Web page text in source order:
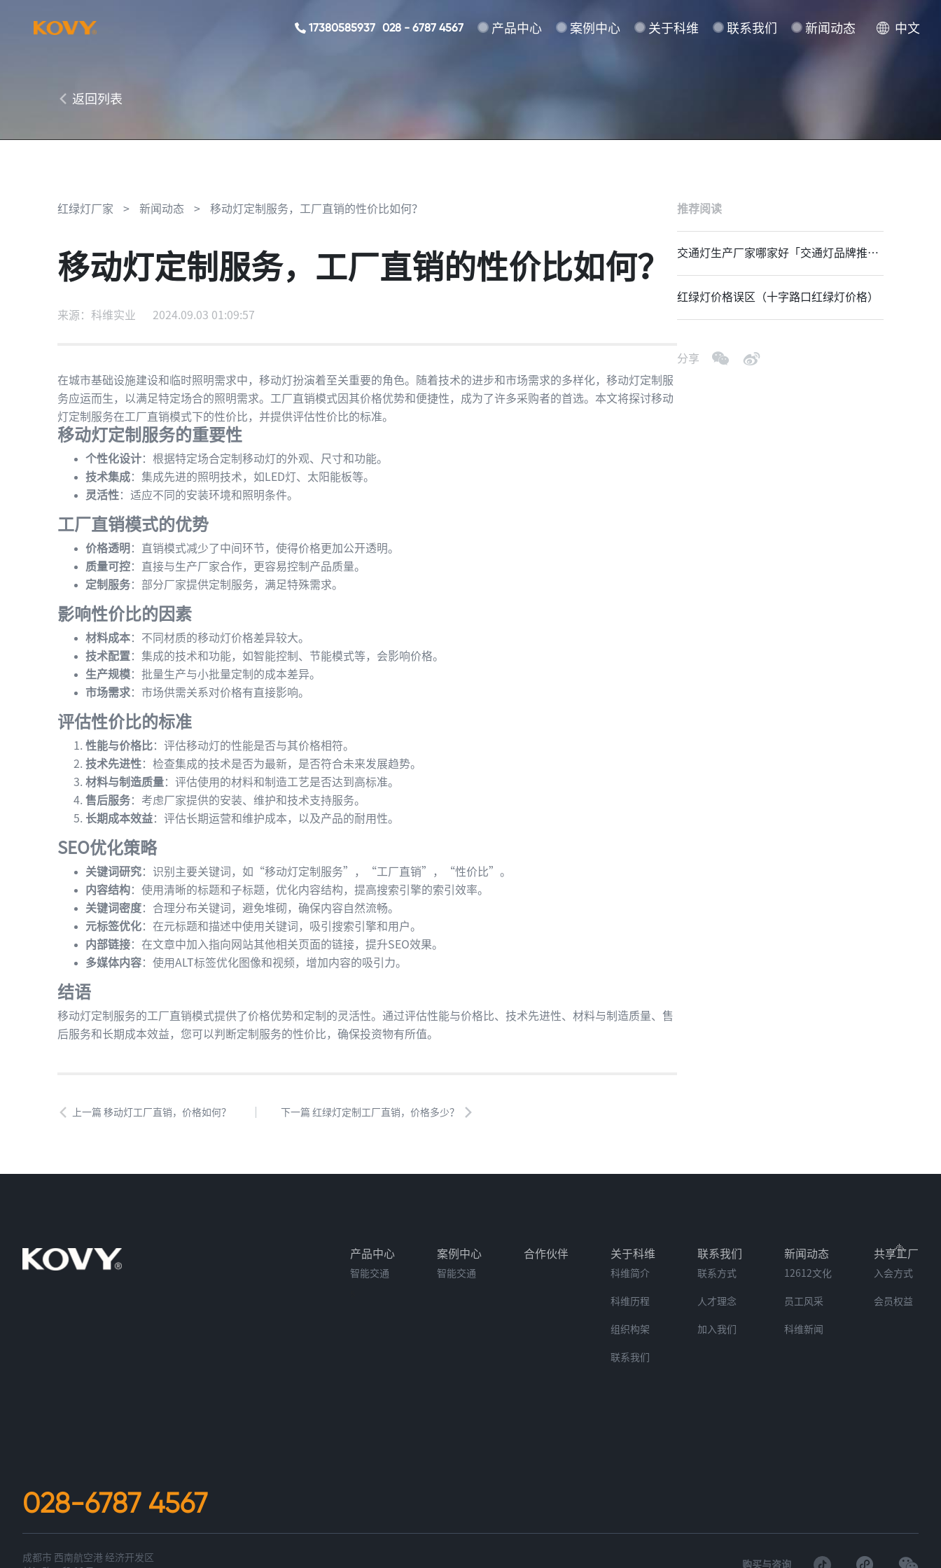
17380585937 028 - 6787 4567 产品中心 案例中心 关于科维 联系我们 新闻动态 中文
返回列表
红绿灯厂家 > 新闻动态 > 移动灯定制服务，工厂直销的性价比如何？
移动灯定制服务，工厂直销的性价比如何？
来源：科维实业 2024.09.03 01:09:57
在城市基础设施建设和临时照明需求中，移动灯扮演着至关重要的角色。随着技术的进步和市场需求的多样化，移动灯定制服
务应运而生，以满足特定场合的照明需求。工厂直销模式因其价格优势和便捷性，成为了许多采购者的首选。本文将探讨移动
灯定制服务在工厂直销模式下的性价比，并提供评估性价比的标准。
移动灯定制服务的重要性
个性化设计：根据特定场合定制移动灯的外观、尺寸和功能。
技术集成：集成先进的照明技术，如LED灯、太阳能板等。
灵活性：适应不同的安装环境和照明条件。
工厂直销模式的优势
价格透明 ：直销模式减少了中间环节，使得价格更加公开透明。
质量可控：直接与生产厂家合作，更容易控制产品质量。
定制服务：部分厂家提供定制服务，满足特殊需求。
影响性价比的因素
材料成本：不同材质的移动灯价格差异较大。
技术配置：集成的技术和功能，如智能控制、节能模式等，会影响价格。
生产规模：批量生产与小批量定制的成本差异。
市场需求：市场供需关系对价格有直接影响。
评估性价比的标准
性能与价格比：评估移动灯的性能是否与其价格相符。
技术先进性：检查集成的技术是否为最新，是否符合未来发展趋势。
材料与制造质量：评估使用的材料和制造工艺是否达到高标准。
售后服务：考虑厂家提供的安装、维护和技术支持服务。
长期成本效益：评估长期运营和维护成本，以及产品的耐用性。
SEO优化策略
关键词研究：识别主要关键词，如“移动灯定制服务”，“工厂直销”，“性价比”。
内容结构：使用清晰的标题和子标题，优化内容结构，提高搜索引擎的索引效率。
关键词密度：合理分布关键词，避免堆砌，确保内容自然流畅。
元标签优化：在元标题和描述中使用关键词，吸引搜索引擎和用户。
内部链接：在文章中加入指向网站其他相关页面的链接，提升SEO效果。
多媒体内容：使用ALT标签优化图像和视频，增加内容的吸引力。
结语
移动灯定制服务的工厂直销模式提供了价格优势和定制的灵活性。通过评估性能与价格比、技术先进性、材料与制造质量、售
后服务和长期成本效益，您可以判断定制服务的性价比，确保投资物有所值。
上一篇 移动灯工厂直销，价格如何？ 下一篇 红绿灯定制工厂直销，价格多少？
推荐阅读
交通灯生产厂家哪家好「交通灯品牌推
红绿灯价格误区（十字路口红绿灯价格）
分享
产品中心
智能交通
案例中心
智能交通
合作伙伴 关于科维
科维简介
科维历程
组织构架
联系我们
联系我们
联系方式
人才理念
加入我们
新闻动态
12612文化
员工风采
科维新闻
共享工厂
入会方式
会员权益
028-6787 4567
成都市 西南航空港 经济开发区
购买与咨询